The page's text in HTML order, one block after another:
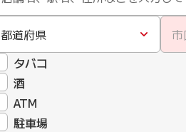
都道府県
タバコ
酒
ATM
駐車場